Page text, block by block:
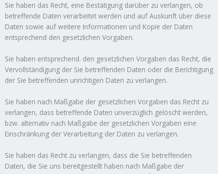
Sie haben das Recht, eine Bestätigung darüber zu verlangen, ob
betreffende Daten verarbeitet werden und auf Auskunft über diese
Daten sowie auf weitere Informationen und Kopie der Daten
entsprechend den gesetzlichen Vorgaben.
Sie haben entsprechend. den gesetzlichen Vorgaben das Recht, die
Vervollständigung der Sie betreffenden Daten oder die Berichtigung
der Sie betreffenden unrichtigen Daten zu verlangen.
Sie haben nach Maßgabe der gesetzlichen Vorgaben das Recht zu
verlangen, dass betreffende Daten unverzüglich gelöscht werden,
bzw. alternativ nach Maßgabe der gesetzlichen Vorgaben eine
Einschränkung der Verarbeitung der Daten zu verlangen.
Sie haben das Recht zu verlangen, dass die Sie betreffenden
Daten, die Sie uns bereitgestellt haben nach Maßgabe der